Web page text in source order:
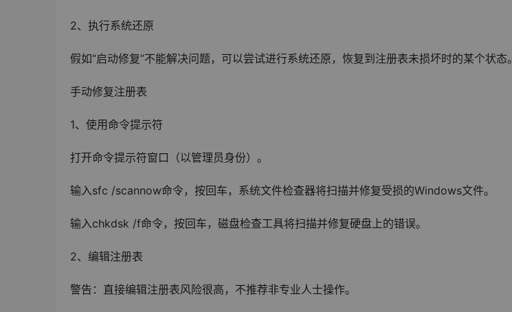
2、执行系统还原
假如“启动修复”不能解决问题，可以尝试进行系统还原，恢复到注册表未损坏时的某个状态。
手动修复注册表
1、使用命令提示符
打开命令提示符窗口（以管理员身份）。
输入sfc /scannow命令，按回车，系统文件检查器将扫描并修复受损的Windows文件。
输入chkdsk /f命令，按回车，磁盘检查工具将扫描并修复硬盘上的错误。
2、编辑注册表
警告：直接编辑注册表风险很高，不推荐非专业人士操作。